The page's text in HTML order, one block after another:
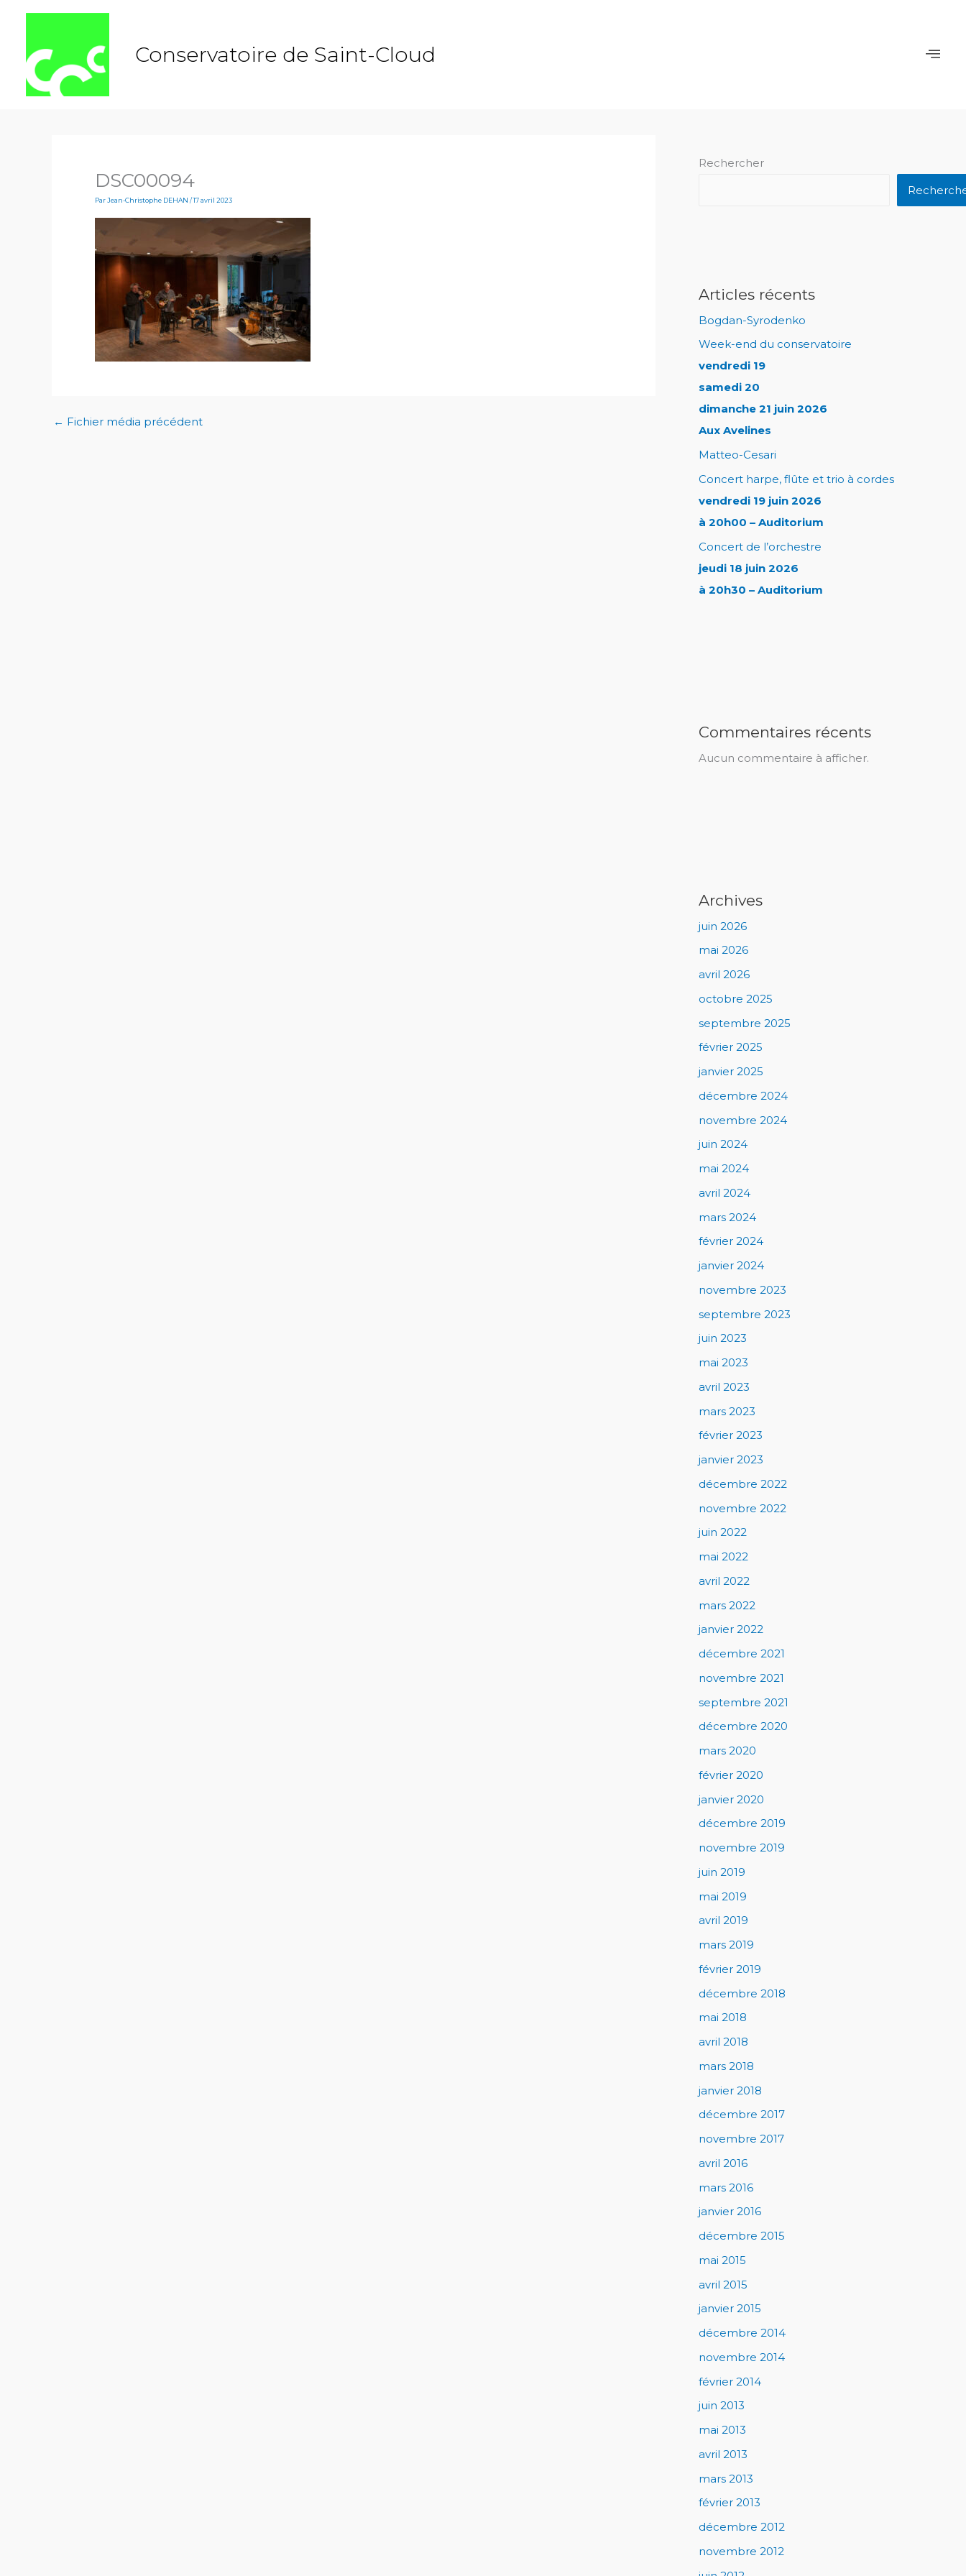
Conservatoire de Saint-Cloud
DSC00094
ParJean-Christophe DEHAN/17 avril 2023
← Fichier média précédent
Rechercher
Articles récents
Bogdan-Syrodenko
Week-end du conservatoire
vendredi 19
samedi 20
dimanche 21 juin 2026
Aux Avelines
Matteo-Cesari
Concert harpe, flûte et trio à cordes
vendredi 19 juin 2026
à 20h00 – Auditorium
Concert de l’orchestre
jeudi 18 juin 2026
à 20h30 – Auditorium
Commentaires récents
Aucun commentaire à afficher.
Archives
juin 2026
mai 2026
avril 2026
octobre 2025
septembre 2025
février 2025
janvier 2025
décembre 2024
novembre 2024
juin 2024
mai 2024
avril 2024
mars 2024
février 2024
janvier 2024
novembre 2023
septembre 2023
juin 2023
mai 2023
avril 2023
mars 2023
février 2023
janvier 2023
décembre 2022
novembre 2022
juin 2022
mai 2022
avril 2022
mars 2022
janvier 2022
décembre 2021
novembre 2021
septembre 2021
décembre 2020
mars 2020
février 2020
janvier 2020
décembre 2019
novembre 2019
juin 2019
mai 2019
avril 2019
mars 2019
février 2019
décembre 2018
mai 2018
avril 2018
mars 2018
janvier 2018
décembre 2017
novembre 2017
avril 2016
mars 2016
janvier 2016
décembre 2015
mai 2015
avril 2015
janvier 2015
décembre 2014
novembre 2014
février 2014
juin 2013
mai 2013
avril 2013
mars 2013
février 2013
décembre 2012
novembre 2012